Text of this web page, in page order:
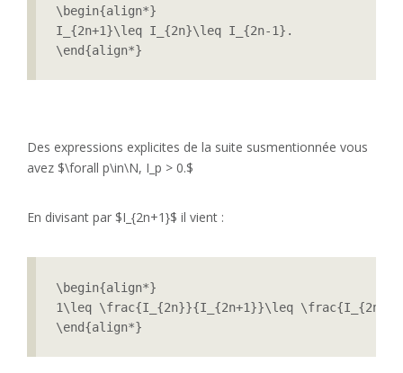
\begin{align*}
I_{2n+1}\leq I_{2n}\leq I_{2n-1}.
\end{align*}
Des expressions explicites de la suite susmentionnée vous
avez $\forall p\in\N, I_p > 0.$
En divisant par $I_{2n+1}$ il vient :
\begin{align*}
1\leq \frac{I_{2n}}{I_{2n+1}}\leq \frac{I_{2n-